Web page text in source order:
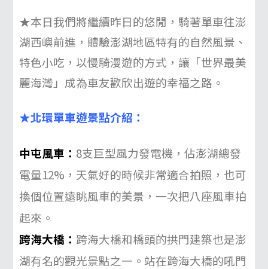
★本日我們將繼續昨日的悠閒，騎著單車往澎
湖西嶼前進，體驗澎湖地區特有的自然風景、
特色小吃，以慢騎漫遊的方式，讓「世界最美
麗海灣」成為車友歡欣出遊的幸福之路。
★北環單車遊景點介紹：
中屯風車： 8支巨型風力發電機，佔澎湖總發
電量12%，天氣好的時候非常適合拍照，也可
換個位置遠眺風車的美景，一次把八座風車拍
起來。
跨海大橋： 跨海大橋和橋頭的拱門建築也是澎
湖有名的觀光景點之一。站在跨海大橋的吼門